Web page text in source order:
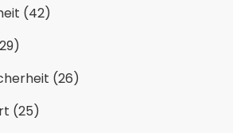
(42)
(26)
(25)